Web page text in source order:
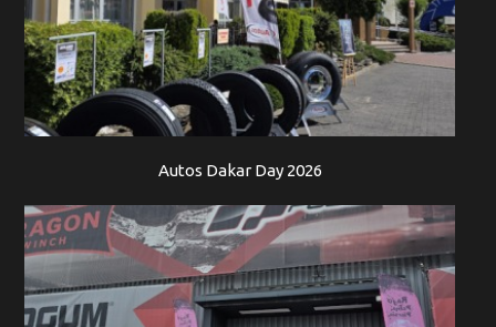
Autos Dakar Day 2026